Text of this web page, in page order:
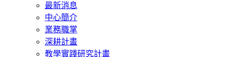
最新消息
中心簡介
業務職掌
深耕計畫
教學實踐研究計畫